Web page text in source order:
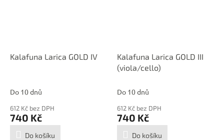
Kalafuna Larica GOLD IV
Do 10 dnů
612 Kč bez DPH
740 Kč
Do košíku
Kalafuna Larica GOLD III
(viola/cello)
Do 10 dnů
612 Kč bez DPH
740 Kč
Do košíku